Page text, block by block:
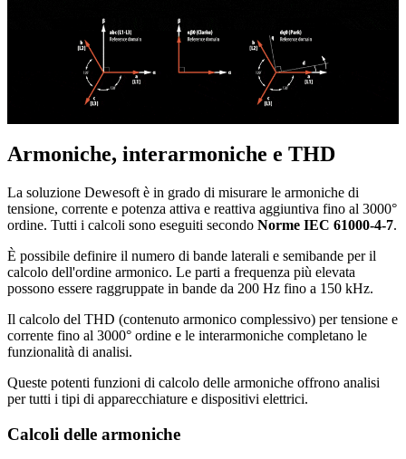
Armoniche, interarmoniche e THD
La soluzione Dewesoft è in grado di misurare le armoniche di
tensione, corrente e potenza attiva e reattiva aggiuntiva fino al 3000°
ordine. Tutti i calcoli sono eseguiti secondo Norme IEC 61000-4-7.
È possibile definire il numero di bande laterali e semibande per il
calcolo dell'ordine armonico. Le parti a frequenza più elevata
possono essere raggruppate in bande da 200 Hz fino a 150 kHz.
Il calcolo del THD (contenuto armonico complessivo) per tensione e
corrente fino al 3000° ordine e le interarmoniche completano le
funzionalità di analisi.
Queste potenti funzioni di calcolo delle armoniche offrono analisi
per tutti i tipi di apparecchiature e dispositivi elettrici.
Calcoli delle armoniche